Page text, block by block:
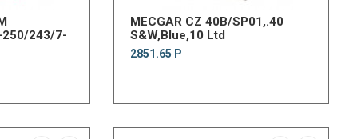
243/7-
MECGAR CZ 40B/SP01,.40
S&W,Blue,10 Ltd
2851.65 Р